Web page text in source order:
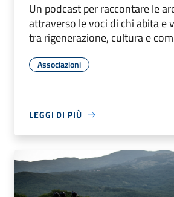
Un podcast per raccontare le
attraverso le voci di chi abita e
tra rigenerazione, cultura e
Associazioni
LEGGI DI PIÙ